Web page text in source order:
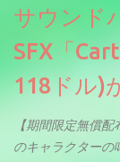
サウンド
SFX「
118ドル)
【期間限定無償
のキャラクター